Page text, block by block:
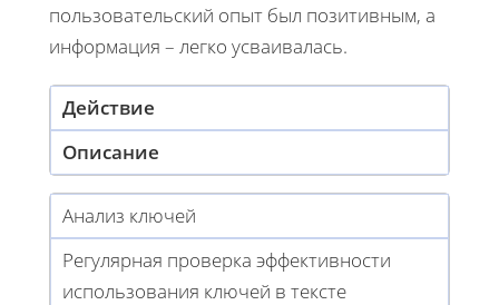
пользовательский опыт был позитивным, а
информация – легко усваивалась.
Действие
Описание
Анализ ключей
Регулярная проверка эффективности
использования ключей в тексте